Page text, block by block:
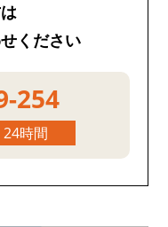
ください
254
時間